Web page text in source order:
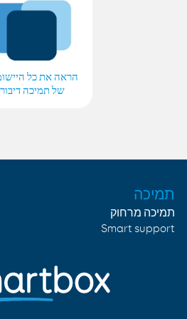
הראה את כל
של תמיכה דיבור
תמיכה
תמיכה מרחוק
Smart support